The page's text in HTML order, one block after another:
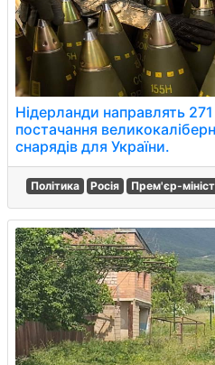
Нідерланди направлять
постачання
снарядів для України.
Політика Росія Прем'єр-